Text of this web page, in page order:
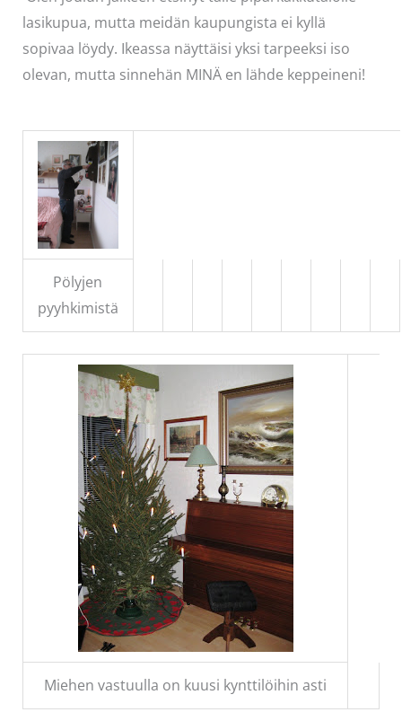
lasikupua, mutta meidän kaupungista ei kyllä
sopivaa löydy. Ikeassa näyttäisi yksi tarpeeksi iso
olevan, mutta sinnehän MINÄ en lähde keppeineni!
Pölyjen
pyyhkimistä
Miehen vastuulla on kuusi kynttilöihin asti